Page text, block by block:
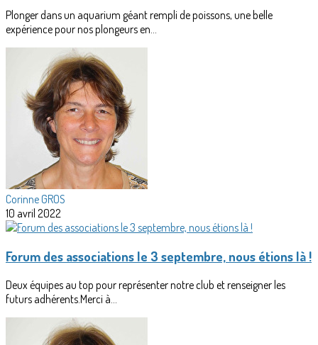
Plonger dans un aquarium géant rempli de poissons, une belle
expérience pour nos plongeurs en...
Corinne GROS
10 avril 2022
Forum des associations le 3 septembre, nous étions là !
Deux équipes au top pour représenter notre club et renseigner les
futurs adhérents.Merci à...